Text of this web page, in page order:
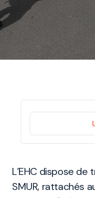
L’EHC dispose de
SMUR, rattachés